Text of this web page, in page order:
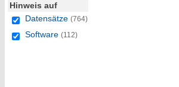
Hinweis auf
Datensätze (764)
Software (112)